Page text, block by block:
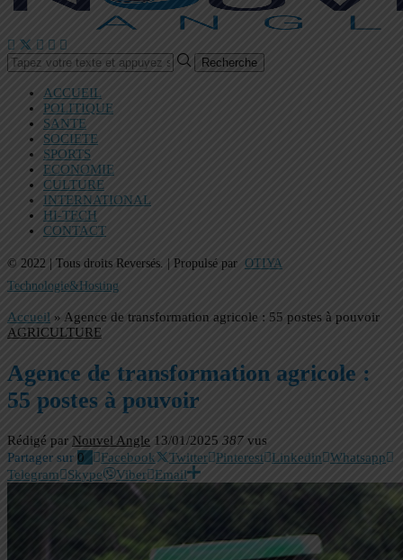
Recherche
ACCUEIL
POLITIQUE
SANTE
SOCIETE
SPORTS
ECONOMIE
CULTURE
INTERNATIONAL
HI-TECH
CONTACT
© 2022 | Tous droits Reversés. | Propulsé par OTIYA
Technologie&Hosting
Accueil » Agence de transformation agricole : 55 postes à pouvoir
AGRICULTURE
Agence de transformation agricole :
55 postes à pouvoir
Rédigé par Nouvel Angle 13/01/2025 387 vus
Partager sur 0 Facebook Twitter Pinterest Linkedin
Whatsapp
Telegram
Skype Viber Email